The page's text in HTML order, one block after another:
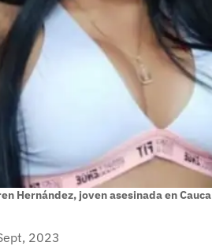
Hernández, joven asesinada en Cauca
2023